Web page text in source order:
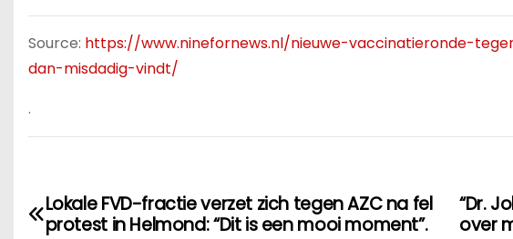
Source: https://www.ninefornews.nl/nieuwe-vaccinatieronde-
dan-misdadig-vindt/
.
B
“Dr.
over
Lokale FVD-fractie verzet zich tegen AZC na fel
protest in Helmond: “Dit is een mooi moment”.